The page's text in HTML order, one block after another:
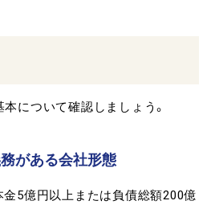
について確認しましょう。
がある会社形態
金5億円以上または負債総額200億